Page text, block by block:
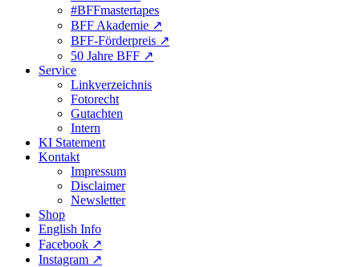
#BFFmastertapes
BFF Akademie ↗︎
BFF-Förderpreis ↗︎
50 Jahre BFF ↗︎
Service
Linkverzeichnis
Fotorecht
Gutachten
Intern
KI Statement
Kontakt
Impressum
Disclaimer
Newsletter
Shop
English Info
Facebook ↗︎
Instagram ↗︎